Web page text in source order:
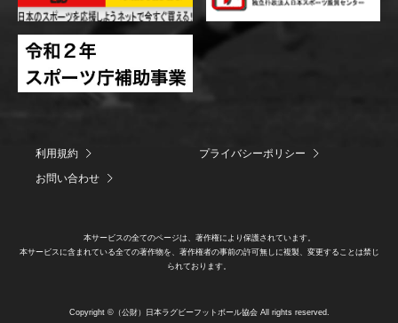
利用規約
プライバシーポリシー
お問い合わせ
本サービスの全てのページは、著作権により保護されています。
本サービスに含まれている全ての著作物を、著作権者の事前の許可無しに複製、変更することは禁じ
られております。
Copyright ©（公財）日本ラグビーフットボール協会 All rights reserved.